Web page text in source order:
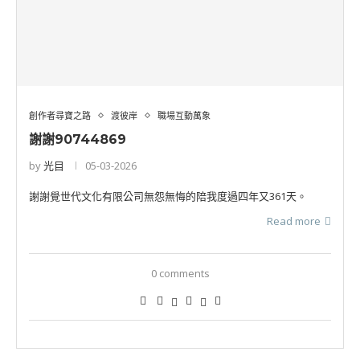
創作者尋寶之路 渡彼岸 職場互動萬象
謝謝90744869
by光目 05-03-2026
謝謝覺世代文化有限公司無怨無悔的陪我度過四年又361天。
Read more
0 comments